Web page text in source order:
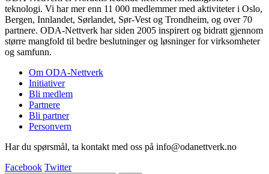
teknologi. Vi har mer enn 11 000 medlemmer med aktiviteter i Oslo,
Bergen, Innlandet, Sørlandet, Sør-Vest og Trondheim, og over 70
partnere. ODA-Nettverk har siden 2005 inspirert og bidratt gjennom
større mangfold til bedre beslutninger og løsninger for virksomheter
og samfunn.
Om ODA-Nettverk
Initiativer
Bli medlem
Partnere
Bli partner
Personvern
Har du spørsmål, ta kontakt med oss på info@odanettverk.no
Facebook Twitter